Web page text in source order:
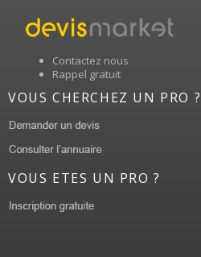
Contactez nous
Rappel gratuit
VOUS CHERCHEZ UN PRO ?
VOUS ETES UN PRO ?